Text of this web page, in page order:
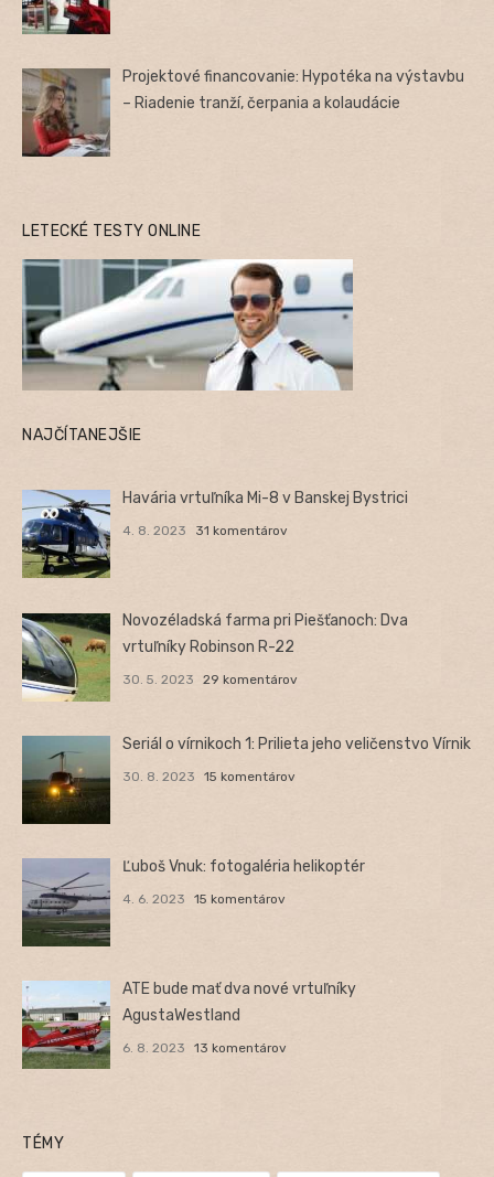
Projektové financovanie: Hypotéka na výstavbu
– Riadenie tranží, čerpania a kolaudácie
LETECKÉ TESTY ONLINE
NAJČÍTANEJŠIE
Havária vrtuľníka Mi-8 v Banskej Bystrici
4. 8. 2023 31 komentárov
Novozéladská farma pri Piešťanoch: Dva
vrtuľníky Robinson R-22
30. 5. 2023 29 komentárov
Seriál o vírnikoch 1: Prilieta jeho veličenstvo Vírnik
30. 8. 2023 15 komentárov
Ľuboš Vnuk: fotogaléria helikoptér
4. 6. 2023 15 komentárov
ATE bude mať dva nové vrtuľníky
AgustaWestland
6. 8. 2023 13 komentárov
TÉMY